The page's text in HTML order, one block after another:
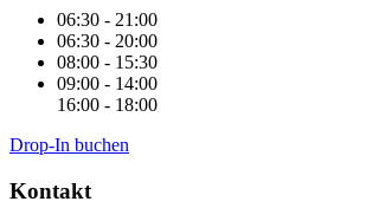
06:30 - 21:00
06:30 - 20:00
08:00 - 15:30
09:00 - 14:00
16:00 - 18:00
Drop-In buchen
Kontakt